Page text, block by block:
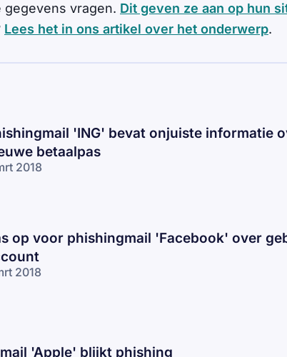
gegevens vragen. Dit geven ze aan op hun
Lees het in ons artikel over het onderwerp.
'ING' bevat onjuiste informatie
betaalpas
2018
op voor phishingmail 'Facebook' over
2018
'Apple' blijkt phishing